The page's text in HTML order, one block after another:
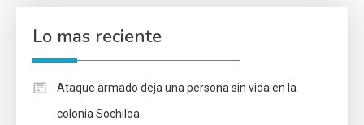
Lo mas reciente
Ataque armado deja una persona sin vida en la
colonia Sochiloa